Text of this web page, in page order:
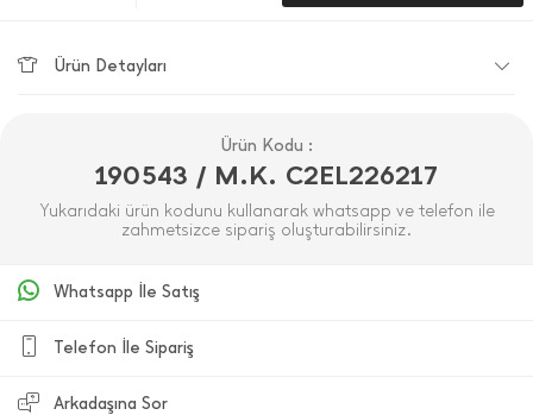
Ürün Detayları
Ürün Kodu :
190543 / M.K. C2EL226217
Yukarıdaki ürün kodunu kullanarak whatsapp ve telefon ile
zahmetsizce sipariş oluşturabilirsiniz.
Whatsapp İle Satış
Telefon İle Sipariş
Arkadaşına Sor